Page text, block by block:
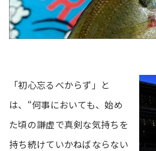
「初心忘るべからず」と
は、“何事においても、始め
た頃の謙虚で真剣な気持ちを
持ち続けていかねばならない